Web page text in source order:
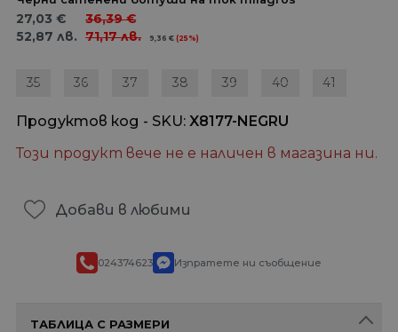
27,03 €
52,87 лв.
36,39€
71,17лв. 9,36€ (25%)
35 36 37 38 39 40 41
Продуктов код - SKU X8177-NEGRU
Този продукт вече не е наличен в магазина ни.
Добави в любими
024374623 Изпратете ни съобщение
ТАБЛИЦА С РАЗМЕРИ